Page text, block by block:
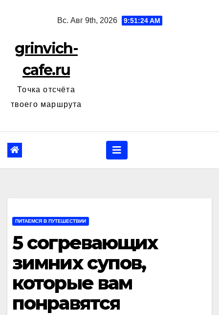
Вс. Авг 9th, 2026 9:51:26 AM
grinvich-
cafe.ru
Точка отсчёта
твоего маршрута
ПИТАЕМСЯ В ПУТЕШЕСТВИИ
5 согревающих
зимних супов,
которые вам
понравятся